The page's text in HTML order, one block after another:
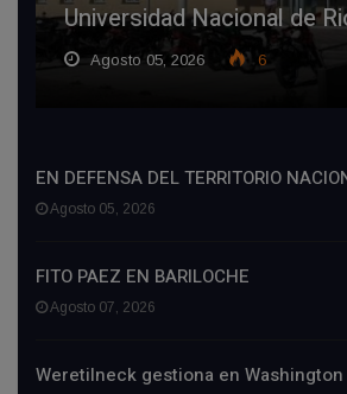
Universidad Nacional de
Agosto 05, 2026 6
EN DEFENSA DEL TERRITORIO
Agosto 05, 2026
FITO PAEZ EN BARILOCHE
Agosto 07, 2026
Weretilneck gestiona en Washington